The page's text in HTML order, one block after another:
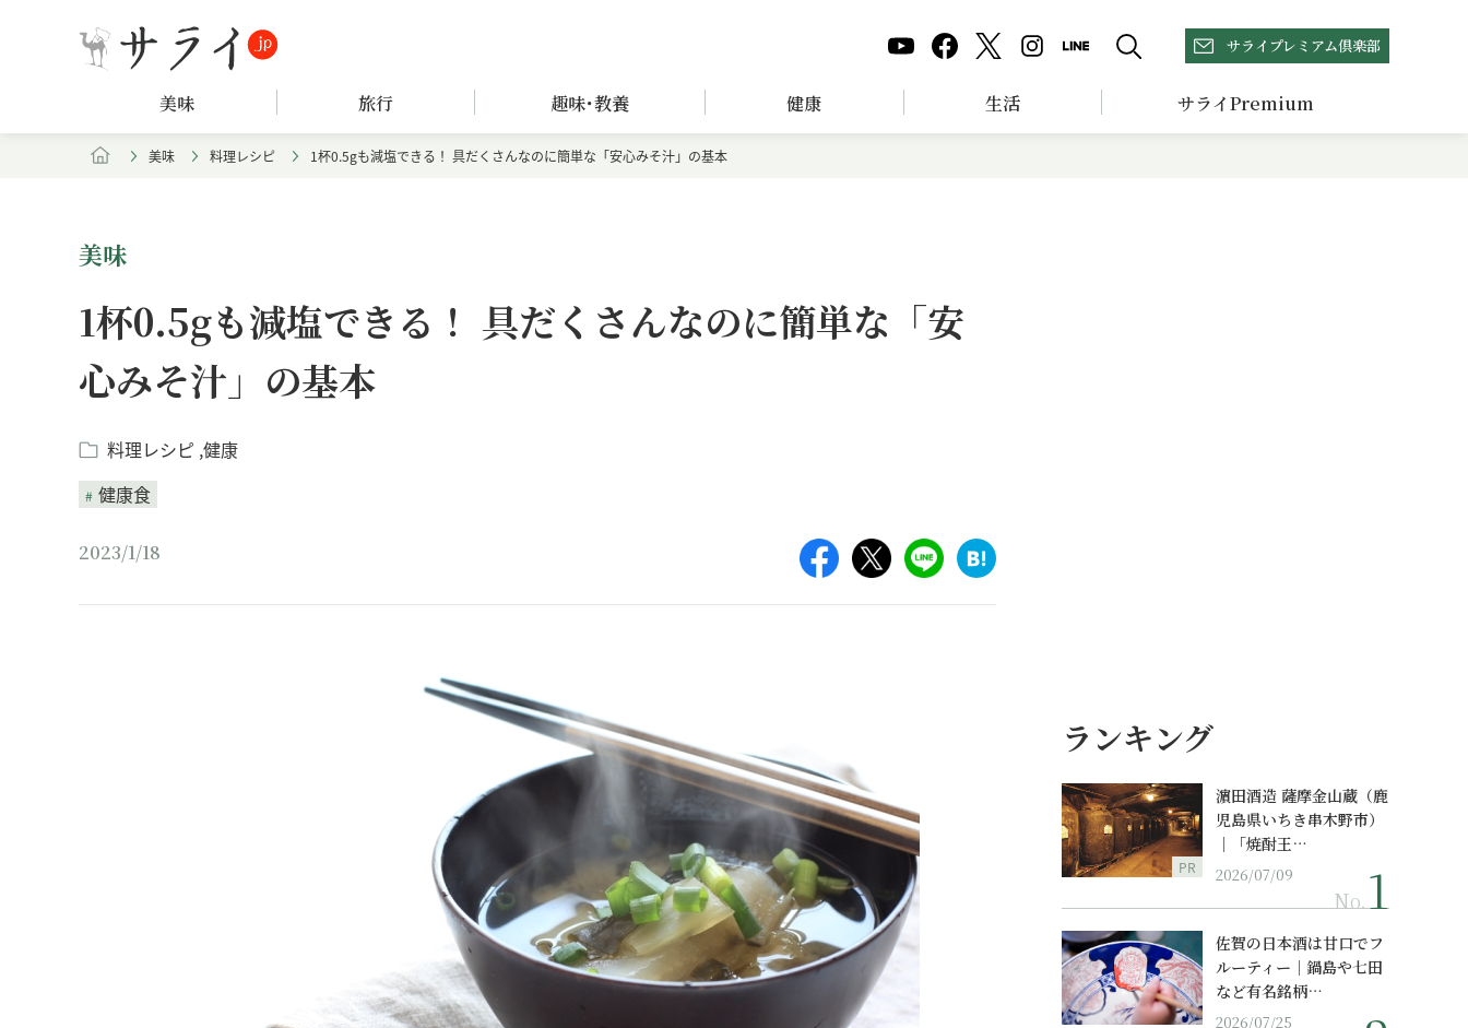
サライプレミアム倶楽部
美味 旅行 趣味･教養 健康 生活 サライPremium
美味 料理レシピ 1杯0.5gも減塩できる！ 具だくさんなのに簡単な「安心みそ汁」の基本
美味
1杯0.5gも減塩できる！ 具だくさんなのに簡単な「安
心みそ汁」の基本
料理レシピ 健康
健康食
2023/1/18
ランキング
PR
濵田酒造 薩摩金山蔵（鹿
児島県いちき串木野市）
｜「焼酎王…
2026/07/09
No.
佐賀の日本酒は甘口でフ
ルーティー｜鍋島や七田
など有名銘柄…
2026/07/25